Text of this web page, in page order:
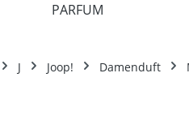
PARFUM
J Joop! Damenduft